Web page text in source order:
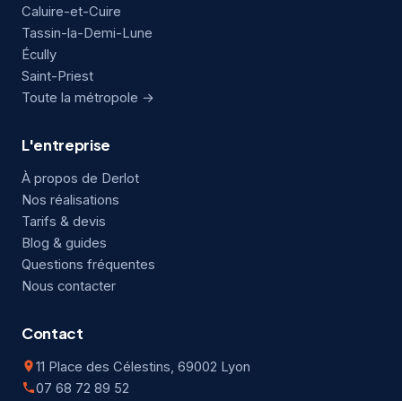
Caluire-et-Cuire
Tassin-la-Demi-Lune
Écully
Saint-Priest
Toute la métropole →
L'entreprise
À propos de Derlot
Nos réalisations
Tarifs & devis
Blog & guides
Questions fréquentes
Nous contacter
Contact
11 Place des Célestins, 69002 Lyon
07 68 72 89 52